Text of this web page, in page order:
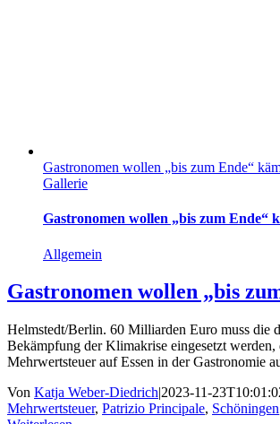
Gastronomen wollen „bis zum Ende“
Gallerie
Gastronomen wollen „bis zum Ende“
Allgemein
Gastronomen wollen „bis
Helmstedt/Berlin. 60 Milliarden Euro muss die
Bekämpfung der Klimakrise eingesetzt
Mehrwertsteuer auf Essen in der Gastronomie
Von Katja Weber-Diedrich|2023-11-
Mehrwertsteuer, Patrizio Principale, Schöningen